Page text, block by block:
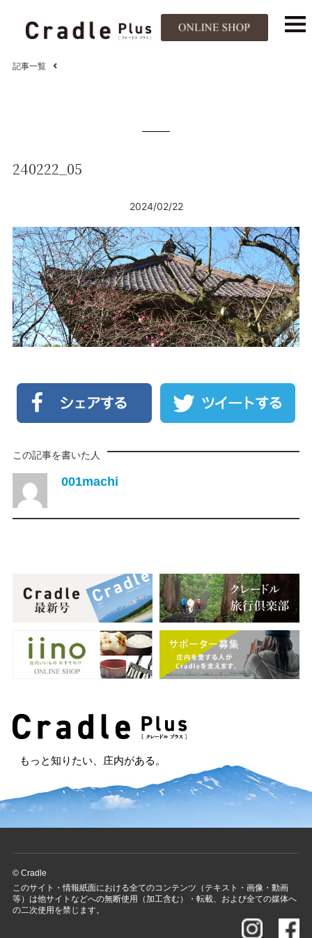
記事一覧
240222_05
2024/02/22
この記事を書いた人
001machi
もっと知りたい、庄内がある。
© Cradle
このサイト・情報紙面における全てのコンテンツ（テキスト・画像・動画
等）は他サイトなどへの無断使用（加工含む）・転載、および全ての媒体へ
の二次使用を禁じます。